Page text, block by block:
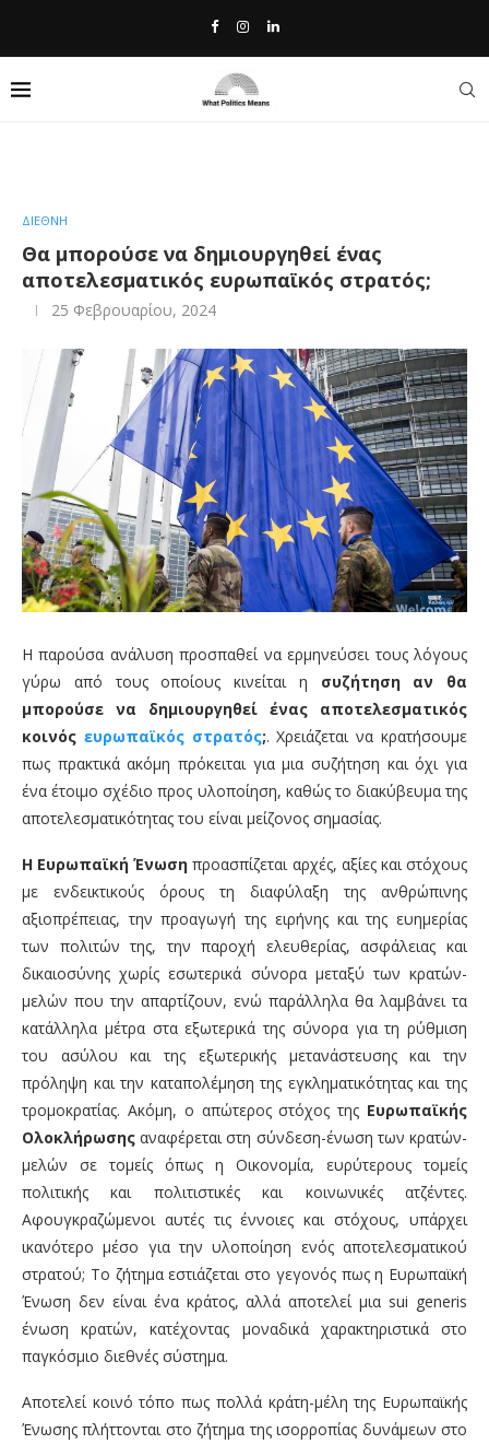
ΔΙΕΘΝΗ
Θα μπορούσε να δημιουργηθεί ένας
αποτελεσματικός ευρωπαϊκός στρατός;
25 Φεβρουαρίου, 2024
Η παρούσα ανάλυση προσπαθεί να ερμηνεύσει τους λόγους
γύρω από τους οποίους κινείται η συζήτηση αν θα
μπορούσε να δημιουργηθεί ένας αποτελεσματικός
κοινός ευρωπαϊκός στρατός;. Χρειάζεται να κρατήσουμε
πως πρακτικά ακόμη πρόκειται για μια συζήτηση και όχι για
ένα έτοιμο σχέδιο προς υλοποίηση, καθώς το διακύβευμα της
αποτελεσματικότητας του είναι μείζονος σημασίας.
Η Ευρωπαϊκή Ένωση προασπίζεται αρχές, αξίες και στόχους
με ενδεικτικούς όρους τη διαφύλαξη της ανθρώπινης
αξιοπρέπειας, την προαγωγή της ειρήνης και της ευημερίας
των πολιτών της, την παροχή ελευθερίας, ασφάλειας και
δικαιοσύνης χωρίς εσωτερικά σύνορα μεταξύ των κρατών-
μελών που την απαρτίζουν, ενώ παράλληλα θα λαμβάνει τα
κατάλληλα μέτρα στα εξωτερικά της σύνορα για τη ρύθμιση
του ασύλου και της εξωτερικής μετανάστευσης και την
πρόληψη και την καταπολέμηση της εγκληματικότητας και της
τρομοκρατίας. Ακόμη, ο απώτερος στόχος της Ευρωπαϊκής
Ολοκλήρωσης αναφέρεται στη σύνδεση-ένωση των κρατών-
μελών σε τομείς όπως η Οικονομία, ευρύτερους τομείς
πολιτικής και πολιτιστικές και κοινωνικές ατζέντες.
Αφουγκραζώμενοι αυτές τις έννοιες και στόχους, υπάρχει
ικανότερο μέσο για την υλοποίηση ενός αποτελεσματικού
στρατού; Το ζήτημα εστιάζεται στο γεγονός πως η Ευρωπαϊκή
Ένωση δεν είναι ένα κράτος, αλλά αποτελεί μια sui generis
ένωση κρατών, κατέχοντας μοναδικά χαρακτηριστικά στο
παγκόσμιο διεθνές σύστημα.
Αποτελεί κοινό τόπο πως πολλά κράτη-μέλη της Ευρωπαϊκής
Ένωσης πλήττονται στο ζήτημα της ισορροπίας δυνάμεων στο